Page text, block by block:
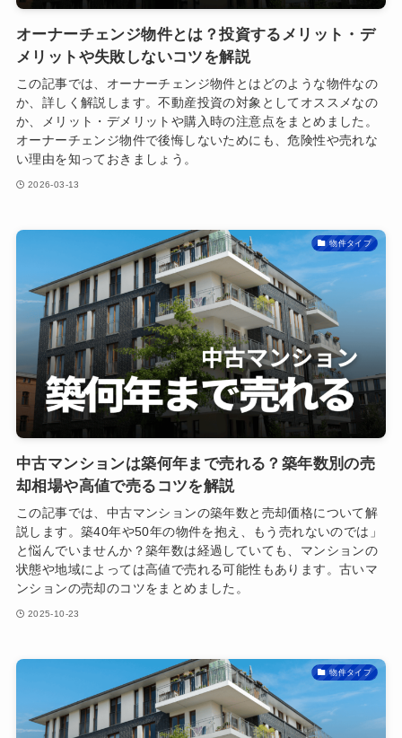
オーナーチェンジ物件とは？投資するメリット・デ
メリットや失敗しないコツを解説
この記事では、オーナーチェンジ物件とはどのような物件なの
か、詳しく解説します。不動産投資の対象としてオススメなの
か、メリット・デメリットや購入時の注意点をまとめました。
オーナーチェンジ物件で後悔しないためにも、危険性や売れな
い理由を知っておきましょう。
2026-03-13
物件タイプ
中古マンションは築何年まで売れる？築年数別の売
却相場や高値で売るコツを解説
この記事では、中古マンションの築年数と売却価格について解
説します。築40年や50年の物件を抱え、もう売れないのでは」
と悩んでいませんか？築年数は経過していても、マンションの
状態や地域によっては高値で売れる可能性もあります。古いマ
ンションの売却のコツをまとめました。
2025-10-23
物件タイプ